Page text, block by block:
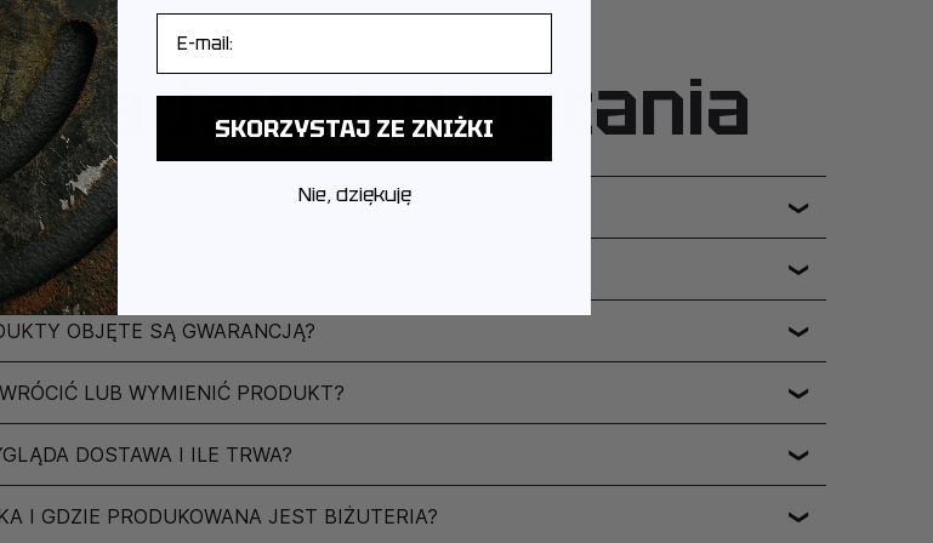
zadawane pytania
WYKONANA JEST BIŻUTERIA? ❯
PAKUJEMY PRODUKTY? ❯
OBJĘTE SĄ GWARANCJĄ? ❯
LUB WYMIENIĆ PRODUKT? ❯
DOSTAWA I ILE TRWA? ❯
I GDZIE PRODUKOWANA JEST BIŻUTERIA? ❯
SKORZYSTAJ ZE ZNIŻKI
Nie, dziękuję